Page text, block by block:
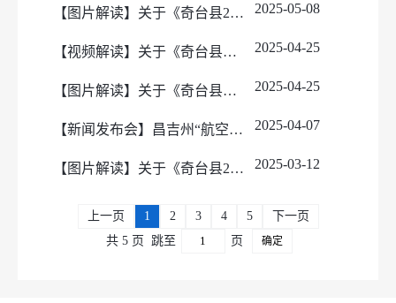
【图片解读】关于《奇台县2025年农田地膜污染治理工作方案》的政策解读 2025-05-08
【视频解读】关于《奇台县商品房预售资金监督管理办法》的政策解读 2025-04-25
【图片解读】关于《奇台县冬季清洁取暖项目财政专项资金补助及申报验收办法（第一次修订）》的政策解读 2025-04-25
【新闻发布会】昌吉州“航空+”高质量发展大会暨“‘链’上昌吉·融入丝路”品牌招商新闻发布会 2025-04-07
【图片解读】关于《奇台县2025年度地质灾害防治方案》的政策解读 2025-03-12
上一页 1 2 3 4 5
下一页
共 5 页
跳至 页 确定